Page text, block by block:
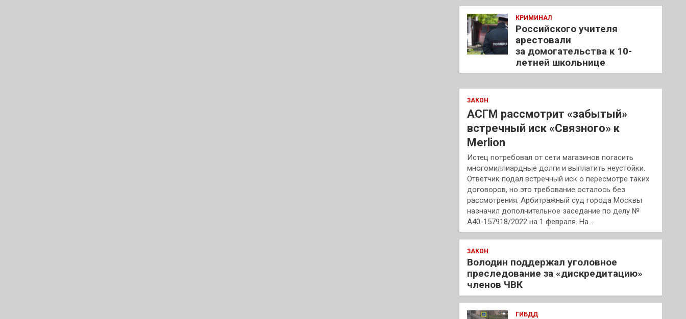
КРИМИНАЛ
Российского учителя
арестовали
за домогательства к 10-
летней школьнице
ЗАКОН
АСГМ рассмотрит «забытый»
встречный иск «Связного» к
Merlion
Истец потребовал от сети магазинов погасить
многомиллиардные долги и выплатить неустойки.
Ответчик подал встречный иск о пересмотре таких
договоров, но это требование осталось без
рассмотрения. Арбитражный суд города Москвы
назначил дополнительное заседание по делу №
А40-157918/2022 на 1 февраля. На…
ЗАКОН
Володин поддержал уголовное
преследование за «дискредитацию»
членов ЧВК
ГИБДД